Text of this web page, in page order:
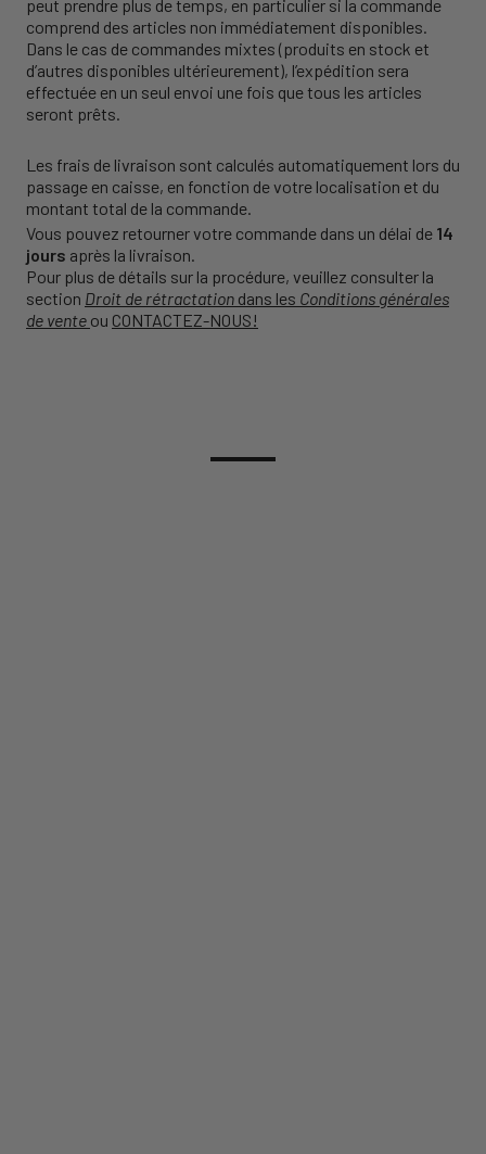
peut prendre plus de temps, en particulier si la commande
comprend des articles non immédiatement disponibles.
Dans le cas de commandes mixtes (produits en stock et
d’autres disponibles ultérieurement), l’expédition sera
effectuée en un seul envoi une fois que tous les articles
seront prêts.
Les frais de livraison sont calculés automatiquement lors du
passage en caisse, en fonction de votre localisation et du
montant total de la commande.
Vous pouvez retourner votre commande dans un délai de 14
jours après la livraison.
Pour plus de détails sur la procédure, veuillez consulter la
section Droit de rétractation dans les Conditions générales
de vente ou CONTACTEZ-NOUS!